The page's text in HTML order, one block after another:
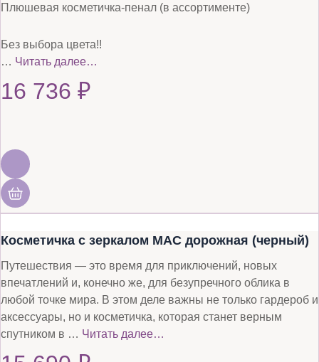
Плюшевая косметичка-пенал (в ассортименте)
Без выбора цвета!!
… Читать далее…
16 736 ₽
Косметичка с зеркалом MAC дорожная (черный)
Путешествия — это время для приключений, новых
впечатлений и, конечно же, для безупречного облика в
любой точке мира. В этом деле важны не только гардероб и
аксессуары, но и косметичка, которая станет верным
спутником в … Читать далее…